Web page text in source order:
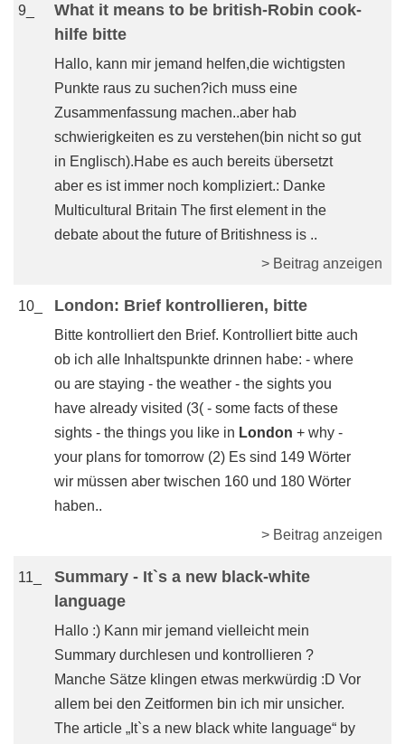
9_
What it means to be british-Robin cook-
hilfe bitte
Hallo, kann mir jemand helfen,die wichtigsten
Punkte raus zu suchen?ich muss eine
Zusammenfassung machen..aber hab
schwierigkeiten es zu verstehen(bin nicht so gut
in Englisch).Habe es auch bereits übersetzt
aber es ist immer noch kompliziert.: Danke
Multicultural Britain The first element in the
debate about the future of Britishness is ..
> Beitrag anzeigen
10_ London: Brief kontrollieren, bitte
Bitte kontrolliert den Brief. Kontrolliert bitte auch
ob ich alle Inhaltspunkte drinnen habe: - where
ou are staying - the weather - the sights you
have already visited (3( - some facts of these
sights - the things you like in London + why -
your plans for tomorrow (2) Es sind 149 Wörter
wir müssen aber twischen 160 und 180 Wörter
haben..
> Beitrag anzeigen
11_
Summary - It`s a new black-white
language
Hallo :) Kann mir jemand vielleicht mein
Summary durchlesen und kontrollieren ?
Manche Sätze klingen etwas merkwürdig :D Vor
allem bei den Zeitformen bin ich mir unsicher.
The article „It`s a new black white language“ by